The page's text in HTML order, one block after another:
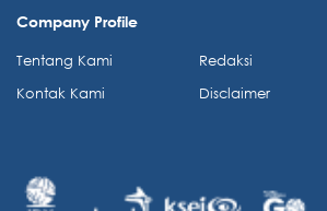
Company Profile
Tentang Kami
Kontak Kami
Redaksi
Disclaimer